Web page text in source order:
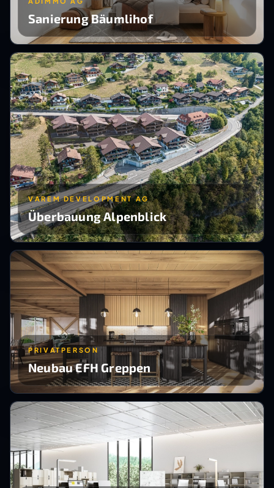
Sanierung Bäumlihof
VAREM DEVELOPMENT AG
Überbauung Alpenblick
PRIVATPERSON
Neubau EFH Greppen